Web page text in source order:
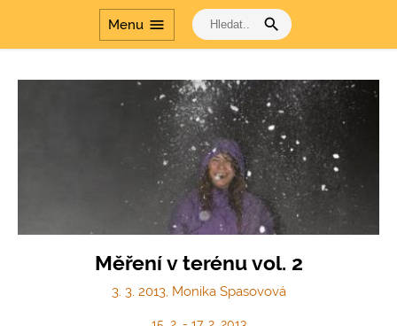
Menu menu search
Měření v terénu vol. 2
3. 3. 2013, Monika Spasovová